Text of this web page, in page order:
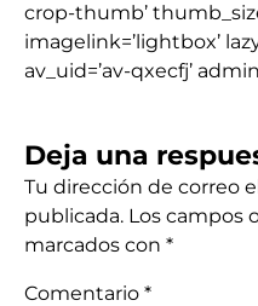
crop-thumb’
imagelink=’lightbox’
av_uid=’av-qxecfj’
Deja una
Tu dirección de correo
publicada. Los campos
marcados con *
Comentario *